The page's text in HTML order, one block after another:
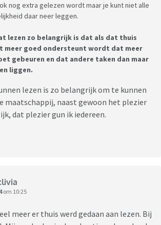
nog extra gelezen wordt maar je kunt niet alle
daar neer leggen.
lezen zo belangrijk is dat als dat thuis
meer goed ondersteunt wordt dat meer
gebeuren en dat andere taken dan maar
liggen.
lezen is zo belangrijk om te kunnen
maatschappij, naast gewoon het plezier
dat plezier gun ik iedereen.
om 10:25
meer er thuis werd gedaan aan lezen. Bij